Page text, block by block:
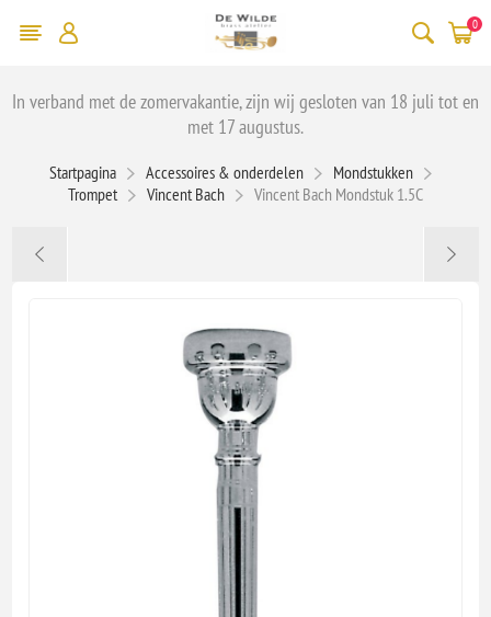
0
In verband met de zomervakantie, zijn wij gesloten van 18 juli tot en
met 17 augustus.
Startpagina Accessoires & onderdelen
Mondstukken
Trompet
Vincent Bach Vincent Bach Mondstuk 1.5C